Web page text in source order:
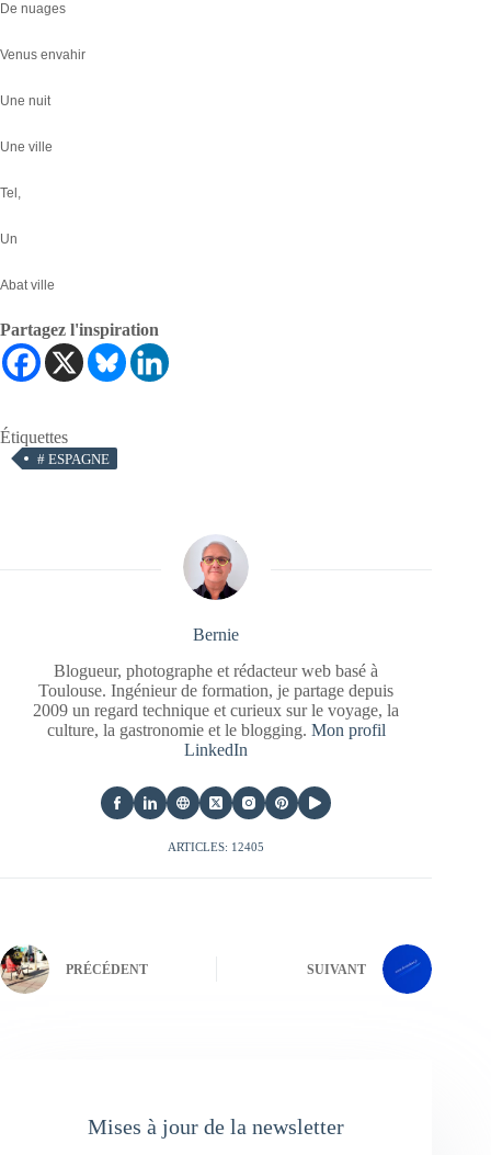
De nuages
Venus envahir
Une nuit
Une ville
Tel,
Un
Abat ville
Partagez l'inspiration
Étiquettes
# ESPAGNE
Bernie
Blogueur, photographe et rédacteur web basé à
Toulouse. Ingénieur de formation, je partage depuis
2009 un regard technique et curieux sur le voyage, la
culture, la gastronomie et le blogging. Mon profil
LinkedIn
ARTICLES: 12405
PRÉCÉDENT SUIVANT
Mises à jour de la newsletter